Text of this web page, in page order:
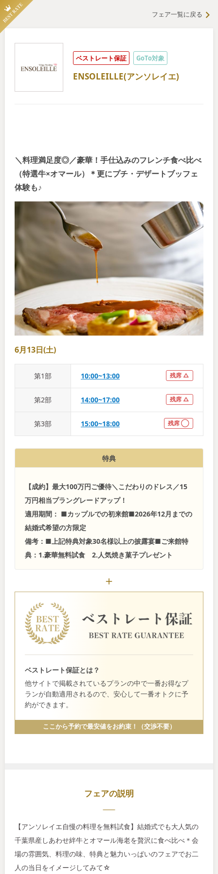
フェア一覧に戻る
ベストレート保証 GoTo対象
ENSOLEILLE(アンソレイエ)
＼料理満足度◎／豪華！手仕込みのフレンチ食べ比べ
（特選牛×オマール）＊更にプチ・デザートブッフェ
体験も♪
6月13日(土)
第1部 10:00~13:00 残席 △
第2部 14:00~17:00 残席 △
第3部 15:00~18:00 残席 ◯
特典
【成約】最大100万円ご優待＼こだわりのドレス／15
万円相当プラングレードアップ！
適用期間： ■カップルでの初来館■2026年12月までの
結婚式希望の方限定
備考：■上記特典対象30名様以上の披露宴■ご来館特
典：1.豪華無料試食 2.人気焼き菓子プレゼント
ベストレート保証とは？
他サイトで掲載されているプランの中で一番お得なプ
ランが自動適用されるので、安心して一番オトクに予
約ができます。
ここから予約で最安値をお約束！（交渉不要）
フェアの説明
【アンソレイエ自慢の料理を無料試食】結婚式でも大人気の
千葉県産しあわせ絆牛とオマール海老を贅沢に食べ比べ＊会
場の雰囲気、料理の味、特典と魅力いっぱいのフェアでお二
人の当日をイメージしてみて☆